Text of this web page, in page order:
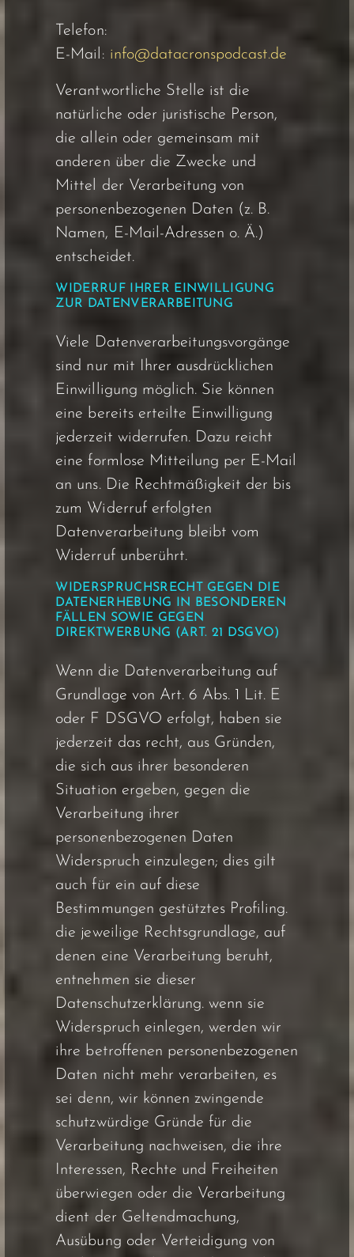
Telefon:
E-Mail: info@datacronspodcast.de
Verantwortliche Stelle ist die
natürliche oder juristische Person,
die allein oder gemeinsam mit
anderen über die Zwecke und
Mittel der Verarbeitung von
personenbezogenen Daten (z. B.
Namen, E-Mail-Adressen o. Ä.)
entscheidet.
WIDERRUF IHRER EINWILLIGUNG
ZUR DATENVERARBEITUNG
Viele Datenverarbeitungsvorgänge
sind nur mit Ihrer ausdrücklichen
Einwilligung möglich. Sie können
eine bereits erteilte Einwilligung
jederzeit widerrufen. Dazu reicht
eine formlose Mitteilung per E-Mail
an uns. Die Rechtmäßigkeit der bis
zum Widerruf erfolgten
Datenverarbeitung bleibt vom
Widerruf unberührt.
WIDERSPRUCHSRECHT GEGEN DIE
DATENERHEBUNG IN BESONDEREN
FÄLLEN SOWIE GEGEN
DIREKTWERBUNG (ART. 21 DSGVO)
Wenn die Datenverarbeitung auf
Grundlage von Art. 6 Abs. 1 Lit. E
oder F DSGVO erfolgt, haben sie
jederzeit das recht, aus Gründen,
die sich aus ihrer besonderen
Situation ergeben, gegen die
Verarbeitung ihrer
personenbezogenen Daten
Widerspruch einzulegen; dies gilt
auch für ein auf diese
Bestimmungen gestütztes Profiling.
die jeweilige Rechtsgrundlage, auf
denen eine Verarbeitung beruht,
entnehmen sie dieser
Datenschutzerklärung. wenn sie
Widerspruch einlegen, werden wir
ihre betroffenen personenbezogenen
Daten nicht mehr verarbeiten, es
sei denn, wir können zwingende
schutzwürdige Gründe für die
Verarbeitung nachweisen, die ihre
Interessen, Rechte und Freiheiten
überwiegen oder die Verarbeitung
dient der Geltendmachung,
Ausübung oder Verteidigung von